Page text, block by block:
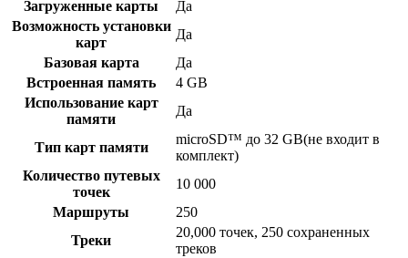
Загруженные карты
Да
Возможность установки
карт
Да
Базовая карта
Да
Встроенная память
4 GB
Использование карт
памяти
Да
Тип карт памяти
microSD™ до 32 GB(не входит в
комплект)
Количество путевых
точек
10 000
Маршруты
250
Треки
20,000 точек, 250 сохраненных
треков